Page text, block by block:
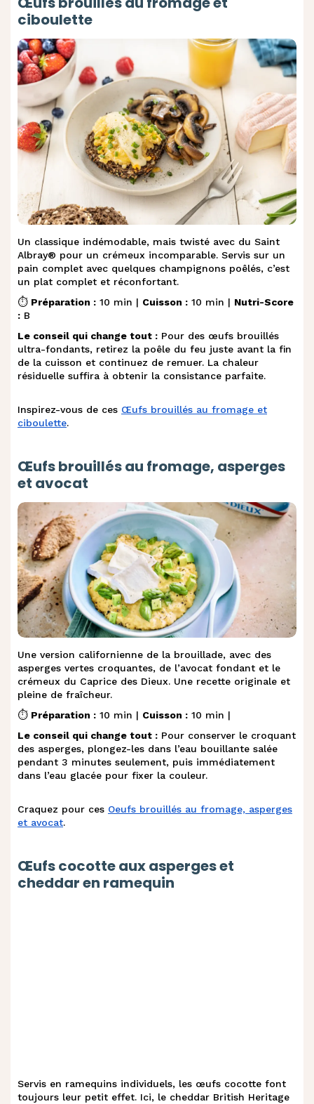
ciboulette
Un classique indémodable, mais twisté avec du Saint
Albray® pour un crémeux incomparable. Servis sur un
pain complet avec quelques champignons poêlés, c’est
un plat complet et réconfortant.
⏱️ Préparation : 10 min | Cuisson : 10 min | Nutri-Score
: B
Le conseil qui change tout : Pour des œufs brouillés
ultra-fondants, retirez la poêle du feu juste avant la fin
de la cuisson et continuez de remuer. La chaleur
résiduelle suffira à obtenir la consistance parfaite.
Inspirez-vous de ces Œufs brouillés au fromage et
ciboulette.
Œufs brouillés au fromage, asperges
et avocat
Une version californienne de la brouillade, avec des
asperges vertes croquantes, de l’avocat fondant et le
crémeux du Caprice des Dieux. Une recette originale et
pleine de fraîcheur.
⏱️ Préparation : 10 min | Cuisson : 10 min |
Le conseil qui change tout : Pour conserver le croquant
des asperges, plongez-les dans l’eau bouillante salée
pendant 3 minutes seulement, puis immédiatement
dans l’eau glacée pour fixer la couleur.
Craquez pour ces Oeufs brouillés au fromage, asperges
et avocat.
Œufs cocotte aux asperges et
cheddar en ramequin
Servis en ramequins individuels, les œufs cocotte font
toujours leur petit effet. Ici, le cheddar British Heritage